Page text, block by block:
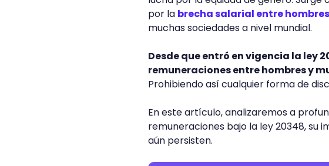
por la brecha salarial entre
muchas sociedades a nivel mundial.
Desde que entró en vigencia la ley
remuneraciones entre hombres y
Prohibiendo así cualquier forma de
En este artículo, analizaremos a
remuneraciones bajo la ley 20348, su
aún persisten.